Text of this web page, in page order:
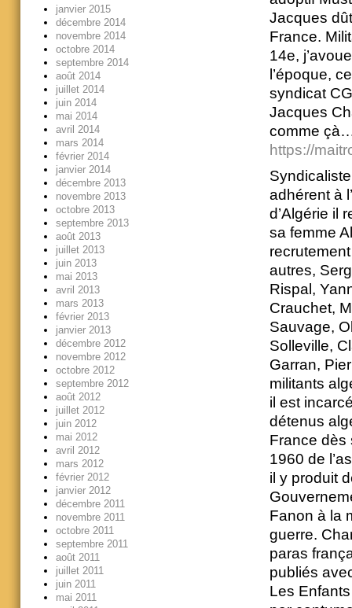
Jacques
France.
14e,
l’époque,
syndicat
Jacques
comme
https://
adhérent à
d’Algérie il
sa femme
autres,
Rispal,
Crauchet,
Sauvage,
Solleville,
Garran,
militants
il est
détenus
France dès
1960 de
il y produit
Fanon à la
guerre.
paras
publiés
Les
janvier 2015
décembre 2014
novembre 2014
octobre 2014
septembre 2014
août 2014
juillet 2014
juin 2014
mai 2014
avril 2014
mars 2014
février 2014
janvier 2014
décembre 2013
novembre 2013
octobre 2013
septembre 2013
août 2013
juillet 2013
juin 2013
mai 2013
avril 2013
mars 2013
février 2013
janvier 2013
décembre 2012
novembre 2012
octobre 2012
septembre 2012
août 2012
juillet 2012
juin 2012
mai 2012
avril 2012
mars 2012
février 2012
janvier 2012
décembre 2011
novembre 2011
octobre 2011
septembre 2011
août 2011
juillet 2011
juin 2011
mai 2011